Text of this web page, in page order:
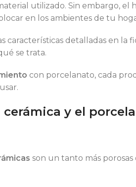
utilizado. Sin embargo, el
en los ambientes de tu
características detalladas en la
se trata.
con porcelanato, cada
y el
son un tanto más porosas